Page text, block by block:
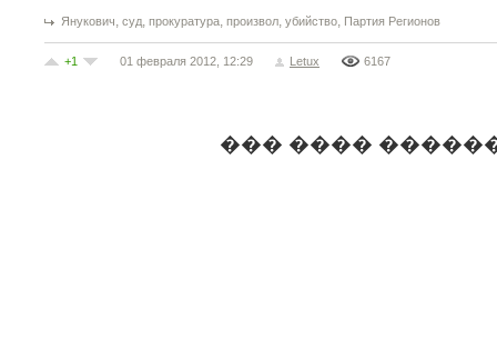
Янукович, суд, прокуратура, произвол, убийство, Партия Регионов
+1 01 февраля 2012, 12:29 Letux 6167
��� ����